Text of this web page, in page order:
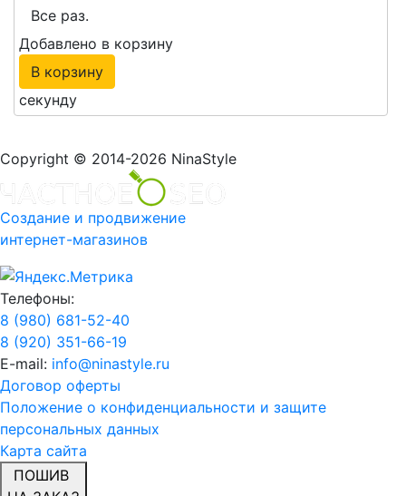
Все раз.
Добавлено в корзину
В корзину
секунду
Copyright © 2014-2026 NinaStyle
Создание и продвижение
интернет-магазинов
Телефоны:
8 (980) 681-52-40
8 (920) 351-66-19
E-mail: info@ninastyle.ru
Договор оферты
Положение о конфиденциальности и защите
персональных данных
Карта сайта
ПОШИВ